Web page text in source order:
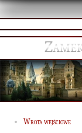
Wrota wejściowe